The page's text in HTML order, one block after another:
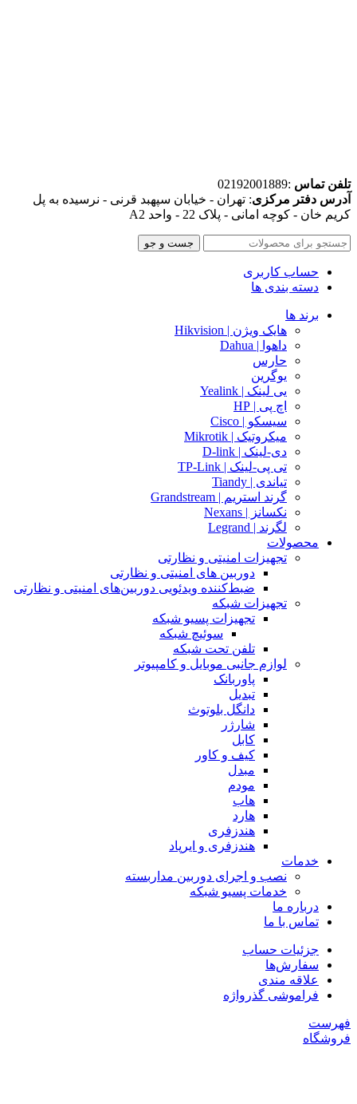
تلفن تماس :02192001889
آدرس دفتر مرکزی: تهران - خیابان سپهبد قرنی - نرسیده به پل
کریم خان - کوچه امانی - پلاک 22 - واحد A2
جست و جو
حساب کاربری
دسته بندی ها
برند ها
هایک ویژن | Hikvision
داهوا | Dahua
حارس
یوگرین
یی لینک | Yealink
اچ پی | HP
سیسکو | Cisco
میکروتیک | Mikrotik
دی-لینک | D-link
تی پی-لینک | TP-Link
تیاندی | Tiandy
گرند استریم | Grandstream
نکسانز | Nexans
لگرند | Legrand
محصولات
تجهیزات امنیتی و نظارتی
دوربین های امنیتی و نظارتی
ضبط‌کننده ویدئویی دوربین‌های امنیتی و نظارتی
تجهیزات شبکه
تجهیزات پسیو شبکه
سوئیچ‌ شبکه
تلفن تحت شبکه
لوازم جانبی موبایل و کامپیوتر
پاوربانک
تبدیل
دانگل بلوتوث
شارژر
کابل
کیف و کاور
مبدل
مودم
هاب
هارد
هندزفری
هندزفری و ایرپاد
خدمات
نصب و اجرای دوربین مداربسته
خدمات پسیو شبکه
درباره ما
تماس با ما
جزئیات حساب
سفارش‌ها
علاقه مندی
فراموشی گذرواژه
فهرست
فروشگاه